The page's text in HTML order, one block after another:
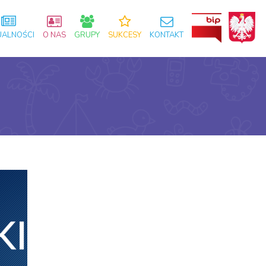
O NAS GRUPY SUKCESY KONTAKT